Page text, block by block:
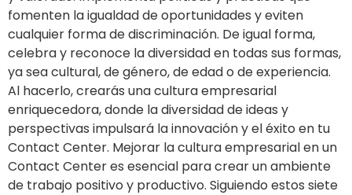
fomenten la igualdad de oportunidades y eviten
cualquier forma de discriminación. De igual forma,
celebra y reconoce la diversidad en todas sus formas,
ya sea cultural, de género, de edad o de experiencia.
Al hacerlo, crearás una cultura empresarial
enriquecedora, donde la diversidad de ideas y
perspectivas impulsará la innovación y el éxito en tu
Contact Center. Mejorar la cultura empresarial en un
Contact Center es esencial para crear un ambiente
de trabajo positivo y productivo. Siguiendo estos siete